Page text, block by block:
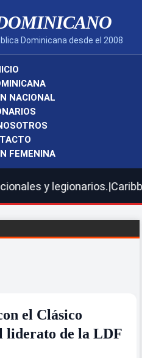
Dominicana desde el 2008
NACIONAL
FEMENINA
el Clásico
liderato de la LDF